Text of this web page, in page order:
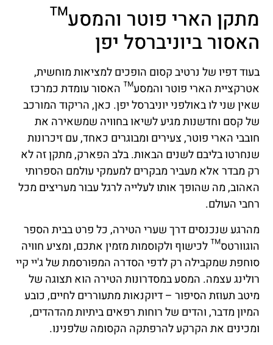
מתקן הארי פוטר והמסע™
האסור ביוניברסל יפן
בעוד דפיו של נרטיב קסום הופכים למציאות מוחשית,
אטרקציית הארי פוטר והמסע™ האסור עומדת כמרכז
שאין שני לו באולפני יוניברסל יפן. כאן, הריקוד המורכב
של קסם וחדשנות מגיע לשיאו בחוויה שמשאירה את
חובבי הארי פוטר, צעירים ומבוגרים כאחד, עם זיכרונות
שנחרטו בליבם לשנים הבאות. בלב הפארק, מתקן זה לא
רק מבדר אלא מעביר מבקרים למעמקי עולמם הספרותי
האהוב, מה שהופך אותו לעלייה לרגל עבור מעריצים מכל
רחבי העולם.
מהרגע שנכנסים דרך שערי הטירה, כל פרט בבית הספר
הוגוורטס™ לכישוף ולקוסמות מזמין אתכם, ומציע חוויה
סוחפת שמקבילה רק לדפי הסדרה המפורסמת של ג'יי קיי
רולינג עצמה. המסע במסדרונות הטירה הוא תצוגה של
מיטב תעוזת הסיפור – דיוקנאות מתעוררים לחיים, כובע
המיון מדבר, והדים של רוחות רפאים ביתיות מהדהדים,
ומכינים את הקרקע להרפתקה הקסומה שלפנינו.